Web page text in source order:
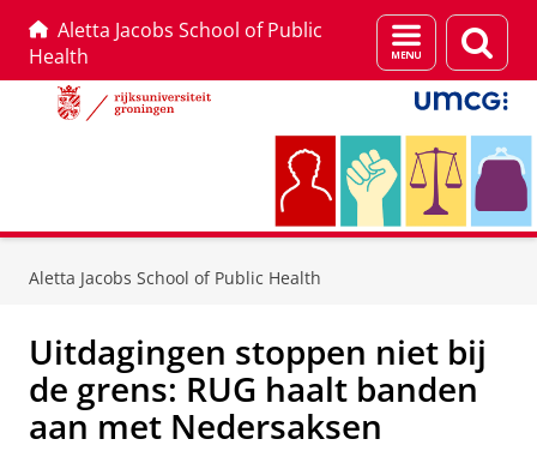
Aletta Jacobs School of Public
Health
Menu
en
zoeken
Aletta Jacobs School of Public Health
Uitdagingen stoppen niet bij
de grens: RUG haalt banden
aan met Nedersaksen